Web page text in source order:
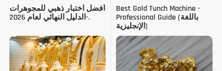
أفضل اختبار ذهبي للمجوهرات
-الدليل النهائي لعام 2026.
Best Gold Tunch Machine -
Professional Guide (باللغة
الإنجليزية)